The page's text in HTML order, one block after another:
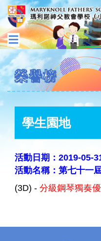
榮譽榜
學生園地
活動日期：2019-05-
活動名稱：第七十一
(3D) - 分級鋼琴獨奏